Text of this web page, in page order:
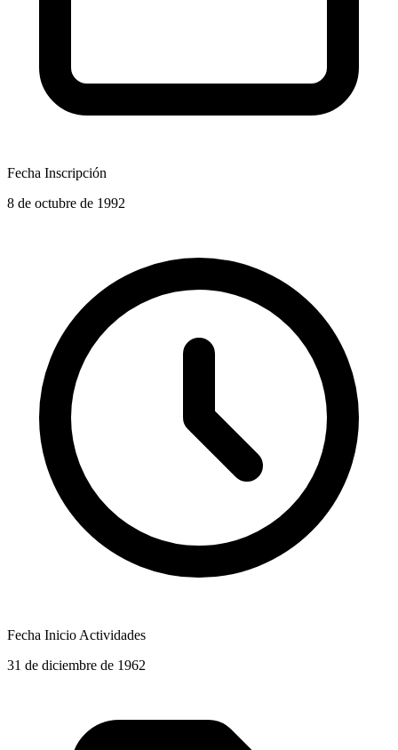
Fecha Inscripción
8 de octubre de 1992
Fecha Inicio Actividades
31 de diciembre de 1962